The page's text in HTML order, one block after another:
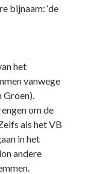
bijnaam: ‘de
het
vanwege
Groen).
om de
als het VB
in het
andere